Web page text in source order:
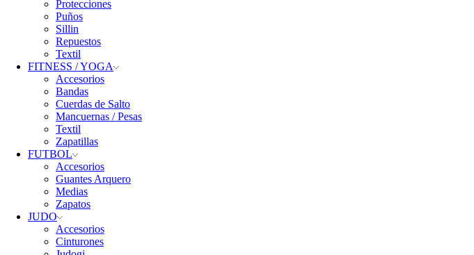
Protecciones
Puños
Sillin
Repuestos
Textil
FITNESS / YOGA
Accesorios
Bandas
Cuerdas de Salto
Mancuernas / Pesas
Textil
Zapatillas
FUTBOL
Accesorios
Guantes Arquero
Medias
Zapatos
JUDO
Accesorios
Cinturones